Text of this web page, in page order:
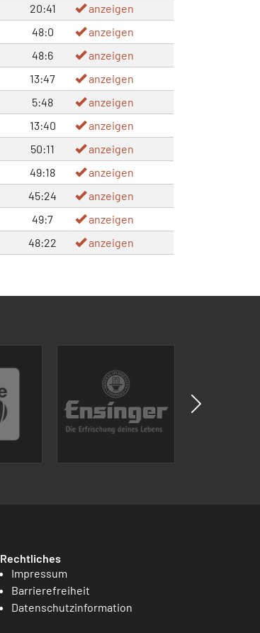
20:41
anzeigen
48:0
anzeigen
48:6
anzeigen
13:47
anzeigen
5:48
anzeigen
13:40
anzeigen
50:11
anzeigen
49:18
anzeigen
45:24
anzeigen
49:7
anzeigen
48:22 anzeigen
Rechtliches
Impressum
Barrierefreiheit
Datenschutzinformation